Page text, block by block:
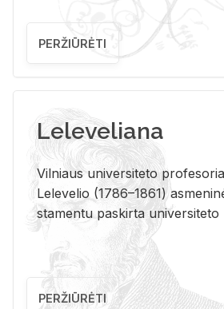
PERŽIŪRĖTI
Leleveliana
Vil­niaus uni­ver­si­te­to
Le­le­ve­lio (1786–1861)
sta­men­tu pa­skir­ta uni­ver­si­te­to
PERŽIŪRĖTI